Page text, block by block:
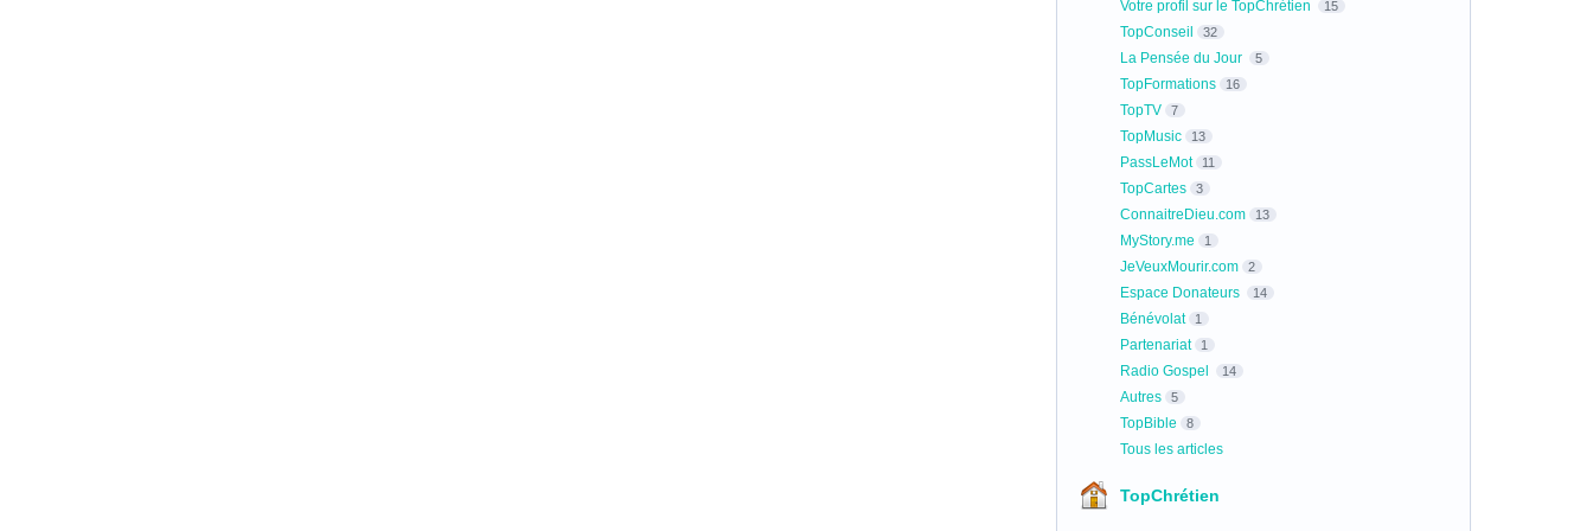
Votre profil sur le TopChrétien 15
TopConseil 32
La Pensée du Jour 5
TopFormations 16
TopTV 7
TopMusic 13
PassLeMot 11
TopCartes 3
ConnaitreDieu.com 13
MyStory.me 1
JeVeuxMourir.com 2
Espace Donateurs 14
Bénévolat 1
Partenariat 1
Radio Gospel 14
Autres 5
TopBible 8
Tous les articles
TopChrétien